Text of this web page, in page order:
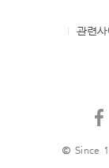
관련사
© Since